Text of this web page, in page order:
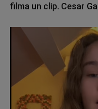
filma un clip. Cesar